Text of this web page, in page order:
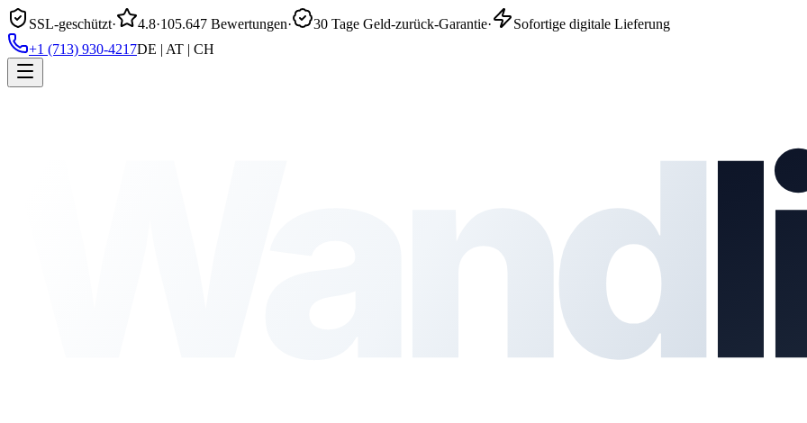
SSL-geschützt· 4.8·105.647 Bewertungen· 30 Tage Geld-zurück-Garantie·
Sofortige digitale Lieferung
+1 (713) 930-4217DE | AT | CH
Wand